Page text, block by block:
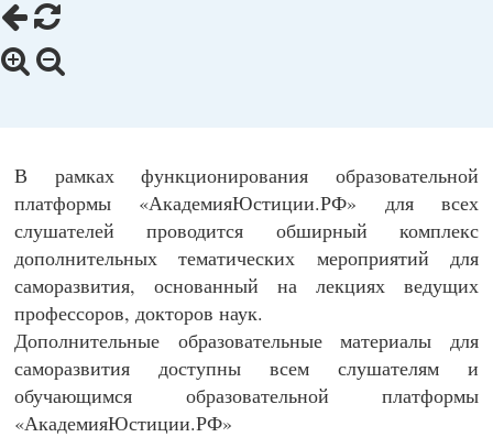
В рамках функционирования образовательной
платформы «АкадемияЮстиции.РФ» для всех
слушателей проводится обширный комплекс
дополнительных тематических мероприятий для
саморазвития, основанный на лекциях ведущих
профессоров, докторов наук.
Дополнительные образовательные материалы для
саморазвития доступны всем слушателям и
обучающимся образовательной платформы
«АкадемияЮстиции.РФ»